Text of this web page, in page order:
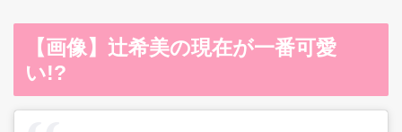
【画像】辻希美の現在が一番可愛
い!?